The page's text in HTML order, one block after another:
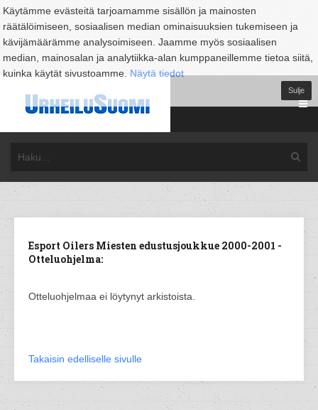
Käytämme evästeitä tarjoamamme sisällön ja mainosten
räätälöimiseen, sosiaalisen median ominaisuuksien tukemiseen ja
kävijämäärämme analysoimiseen. Jaamme myös sosiaalisen
median, mainosalan ja analytiikka-alan kumppaneillemme tietoa siitä,
kuinka käytät sivustoamme. Näytä tiedot
Sulje
Esport Oilers Miesten edustusjoukkue 2000-2001 -
Otteluohjelma:
Otteluohjelmaa ei löytynyt arkistoista.
Takaisin edelliselle sivulle